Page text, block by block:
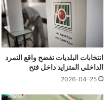
انتخابات البلديات تفضح واقع التمرد
الداخلي المتزايد داخل فتح
2026-04-25